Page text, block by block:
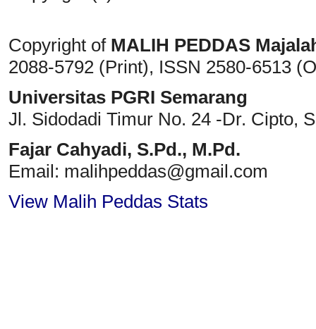
Copyright ofMALIH PEDDAS
2088-5792 (Print), ISSN 2580-6513
Universitas PGRI Semarang
Jl. Sidodadi Timur No. 24 -Dr. Cipto,
Fajar Cahyadi, S.Pd., M.Pd.
Email: malihpeddas@gmail.com
View Malih Peddas Stats